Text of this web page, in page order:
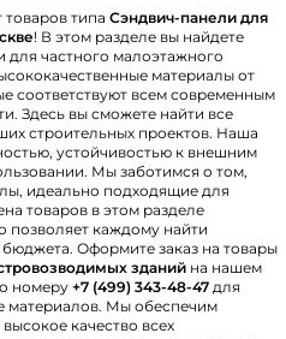
типа Сэндвич-панели для
! В этом разделе вы найдете
частного малоэтажного
материалы от
соответствуют всем современным
Здесь вы сможете найти все
строительных проектов. Наша
устойчивостью к внешним
Мы заботимся о том,
идеально подходящие для
товаров в этом разделе
позволяет каждому найти
Оформите заказ на товары
зданий на нашем
номеру +7 (499) 343-48-47 для
материалов. Мы обеспечим
качество всех